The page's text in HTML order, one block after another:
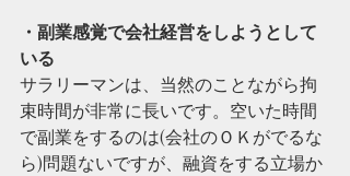
・副業感覚で会社経営をしようとして
いる
サラリーマンは、当然のことながら拘
束時間が非常に長いです。空いた時間
で副業をするのは(会社のＯＫがでるな
ら)問題ないですが、融資をする立場か